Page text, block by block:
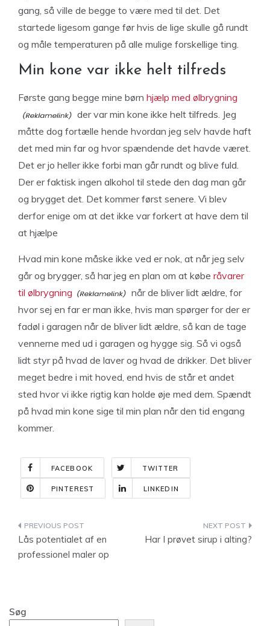
gang, så ville de begge to være med til det. Det
startede ligesom gange før hvis de lige skulle gå rundt
og måle temperaturen på alle mulige forskellige ting.
Min kone var ikke helt tilfreds
Første gang begge mine børn hjælp med ølbrygning
der var min kone ikke helt tilfreds. Jeg
måtte dog fortælle hende hvordan jeg selv havde haft
det med min far og hvor spændende det havde været.
Det er jo heller ikke forbi man går rundt og blive fuld.
Der er faktisk ingen alkohol til stede den dag man går
og brygget det. Det kommer først senere. Vi blev
derfor enige om at det ikke var forkert at have dem til
at hjælpe
Hvad min kone måske ikke ved er nok, at når jeg selv
går og brygger, så har jeg en plan om at købe råvarer
til ølbrygning
når de bliver lidt ældre, for
hvor sej en far er man ikke, hvis man spørger for der er
fadøl i garagen når de bliver lidt ældre, så kan de tage
vennerne med ud i garagen og hygge sig. Så vi også
lidt styr på hvad de laver og hvad de drikker. Det bliver
meget bedre i mit hoved, end hvis de står et andet
sted hvor vi ikke rigtig kan holde øje med dem. Spændt
på hvad min kone sige til min plan når den tid engang
kommer.
FACEBOOK TWITTER
PINTEREST LINKEDIN
Indlægsnavigation
Lås potentialet af en
professionel maler op
Har I prøvet sirup i alting?
Søg